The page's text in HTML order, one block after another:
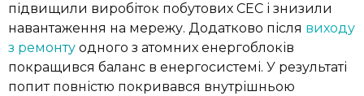
підвищили виробіток побутових СЕС і знизили
навантаження на мережу. Додатково після виходу
з ремонту одного з атомних енергоблоків
покращився баланс в енергосистемі. У результаті
попит повністю покривався внутрішньою